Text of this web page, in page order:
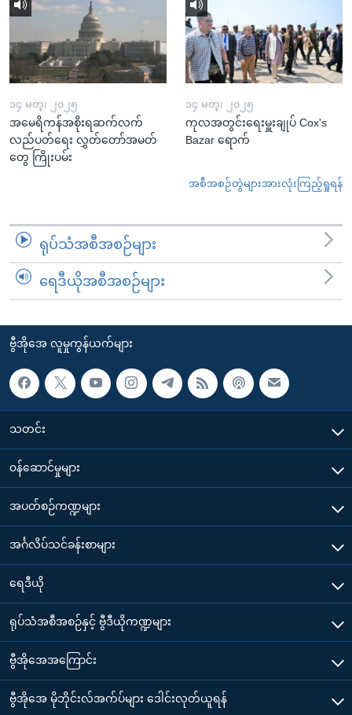
၁၄ မတ္၊ ၂၀၂၅
အမေရိကန်အစိုးရဆက်လက်
လည်ပတ်ရေး လွှတ်တော်အမတ်
တွေ ကြိုးပမ်း
၁၄ မတ္၊ ၂၀၂၅
ကုလအတွင်းရေးမှူးချုပ် Cox's
Bazar ရောက်
အစီအစဉ်တွဲများအားလုံးကြည့်ရှုရန်
ရုပ်သံအစီအစဉ်များ
ရေဒီယိုအစီအစဉ်များ
ဗွီအိုအေ လူမှုကွန်ယက်များ
သတင်း
၀န်ဆောင်မှုများ
အပတ်စဉ်ကဏ္ဍများ
အင်္ဂလိပ်သင်ခန်းစာများ
ရေဒီယို
ရုပ်သံအစီအစဉ်နှင့် ဗွီဒီယိုကဏ္ဍများ
ဗွီအိုအေအကြောင်း
ဗွီအိုအေ မိုဘိုင်းလ်အက်ပ်များ ဒေါင်းလုတ်ယူရန်